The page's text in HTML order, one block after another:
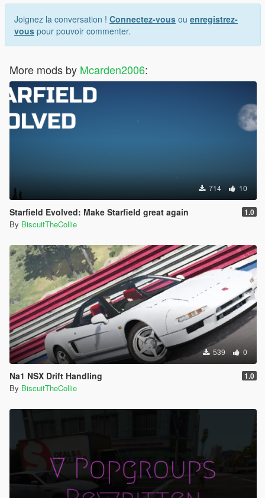
Joignez la conversation ! Connectez-vous ou enregistrez-
vous pour pouvoir commenter.
More mods by Mcarden2006:
714 10
Starfield Evolved: Make Starfield great again 1.0
By BiscuitTheCollie
539 0
Na1 NSX Drift Handling 1.0
By BiscuitTheCollie